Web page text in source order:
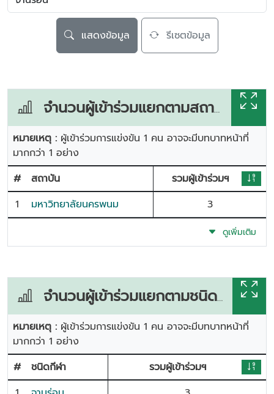
แสดงข้อมูล รีเซตข้อมูล
จำนวนผู้เข้าร่วมแยกตามสถาบัน
หมายเหตุ : ผู้เข้าร่วมการแข่งขัน 1 คน อาจจะมีบทบาทหน้าที่
มากกว่า 1 อย่าง
#
สถาบัน
รวมผู้เข้าร่วมฯ
1
มหาวิทยาลัยนครพนม 3
ดูเพิ่มเติม
จำนวนผู้เข้าร่วมแยกตามชนิดกีฬา
หมายเหตุ : ผู้เข้าร่วมการแข่งขัน 1 คน อาจจะมีบทบาทหน้าที่
มากกว่า 1 อย่าง
#
ชนิดกีฬา
รวมผู้เข้าร่วมฯ